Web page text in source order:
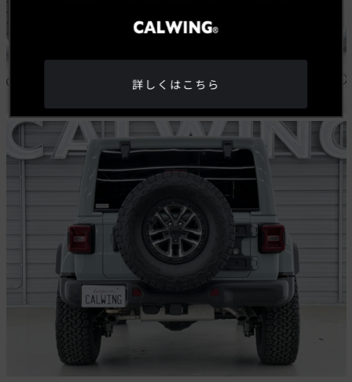
詳しくはこちら